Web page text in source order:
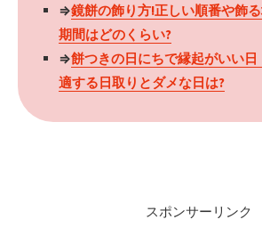
⇒鏡餅の飾り方!正しい順番や飾
期間はどのくらい?
⇒餅つきの日にちで縁起がいい日
適する日取りとダメな日は?
スポンサーリンク